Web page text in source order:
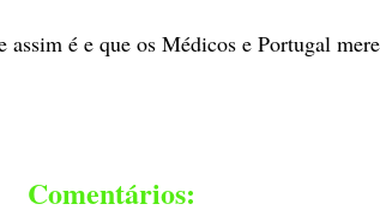
é e que os Médicos e Portugal
Comentários: